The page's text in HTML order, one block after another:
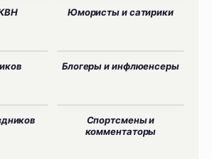
Юмористы и сатирики
Блогеры и инфлюенсеры
Спортсмены и
комментаторы